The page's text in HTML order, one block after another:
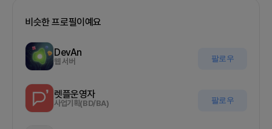
비슷한 프로필이예요
DevAn
웹 서버 팔로우
렛플운영자
사업기획(BD/BA) 팔로우